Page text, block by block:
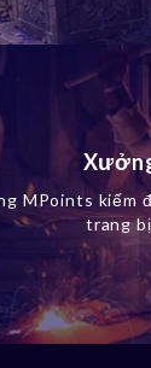
MPoints kiếm
trang